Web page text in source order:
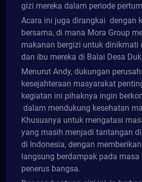
gizi mereka dalam periode
Acara ini juga dirangkai dengan
bersama, di mana Mora Group
makanan bergizi untuk dinikmati
dan ibu mereka di Balai Desa
Menurut Andy, dukungan
kesejahteraan masyarakat
kegiatan ini pihaknya ingin
dalam mendukung kesehatan
Khususnya untuk mengatasi
yang masih menjadi tantangan
di Indonesia, dengan
langsung berdampak pada masa
penerus bangsa.